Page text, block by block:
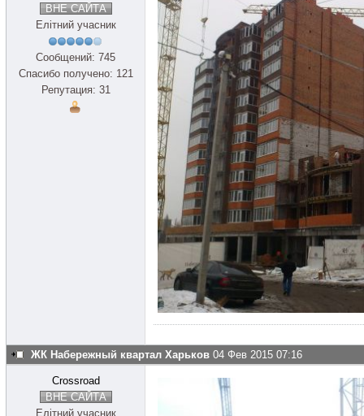
ВНЕ САЙТА
Елітний учасник
Сообщений: 745
Спасибо получено: 121
Репутация: 31
ЖК Набережный квартал Харьков 04 Фев 2015 07:16
Crossroad
ВНЕ САЙТА
Елітний учасник